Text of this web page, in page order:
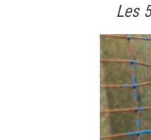
Les